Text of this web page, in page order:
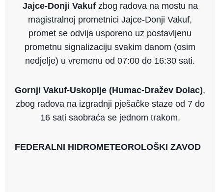
Jajce-Donji Vakufzbog radova na mostu na
magistralnoj prometnici Jajce-Donji Vakuf,
promet se odvija usporeno uz postavljenu
prometnu signalizaciju svakim danom (osim
nedjelje) u vremenu od 07:00 do 16:30 sati.
Gornji Vakuf-Uskoplje (Humac-Dražev Dolac),
zbog radova na izgradnji pješačke staze od 7 do
16 sati saobraća se jednom trakom.
FEDERALNI HIDROMETEOROLOŠKI ZAVOD